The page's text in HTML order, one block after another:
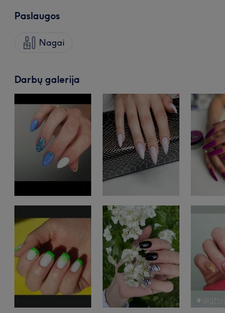
Paslaugos
Nagai
Darbų galerija